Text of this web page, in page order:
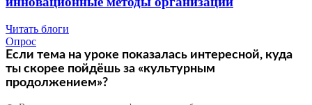
Читать блоги
Опрос
Если тема на уроке показалась интересной, куда
ты скорее пойдёшь за «культурным
продолжением»?